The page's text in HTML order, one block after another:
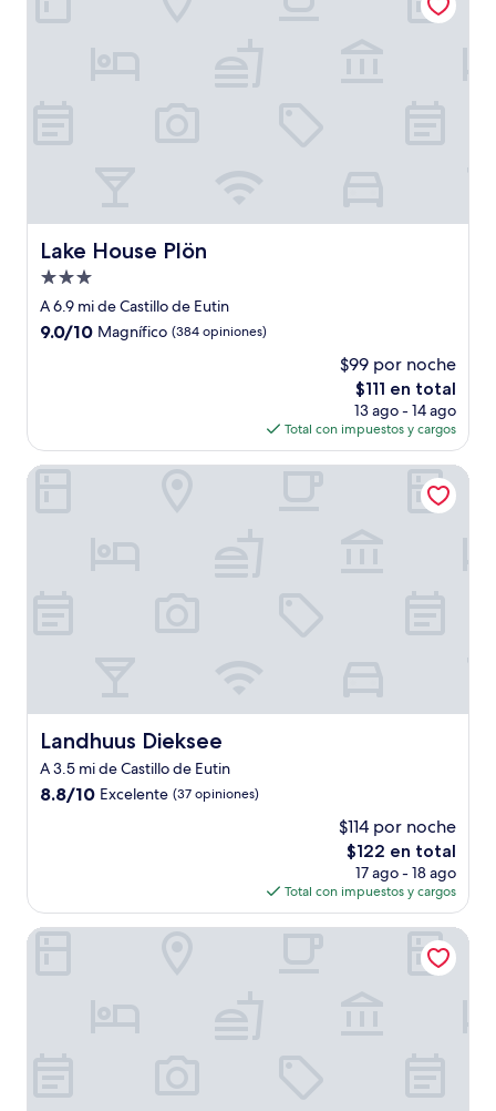
Lake House Plön
Lake House Plön
Propiedad
de
3.0
A 6.9 mi de Castillo de Eutin
9.0
9.0/10 Magnífico (384 opiniones)
$99 por noche
El
precio
actual
es
de
$111 en total
13 ago - 14 ago
Total con impuestos y cargos
Landhuus Dieksee
Landhuus Dieksee
A 3.5 mi de Castillo de Eutin
8.8
8.8/10 Excelente (37 opiniones)
$114 por noche
El
precio
actual
es
de
$122 en total
17 ago - 18 ago
Total con impuestos y cargos
Landhuus Dieksee
Strandgrün Golf- & Spa Resort